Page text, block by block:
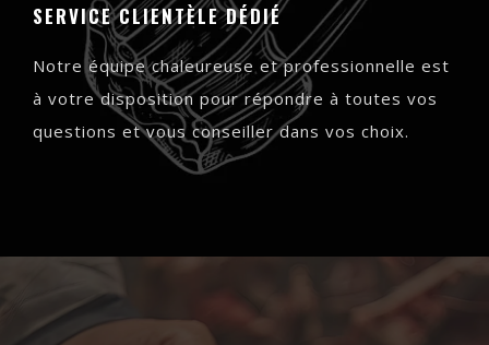
SERVICE CLIENTÈLE DÉDIÉ
Notre équipe chaleureuse et professionnelle est
à votre disposition pour répondre à toutes vos
questions et vous conseiller dans vos choix.